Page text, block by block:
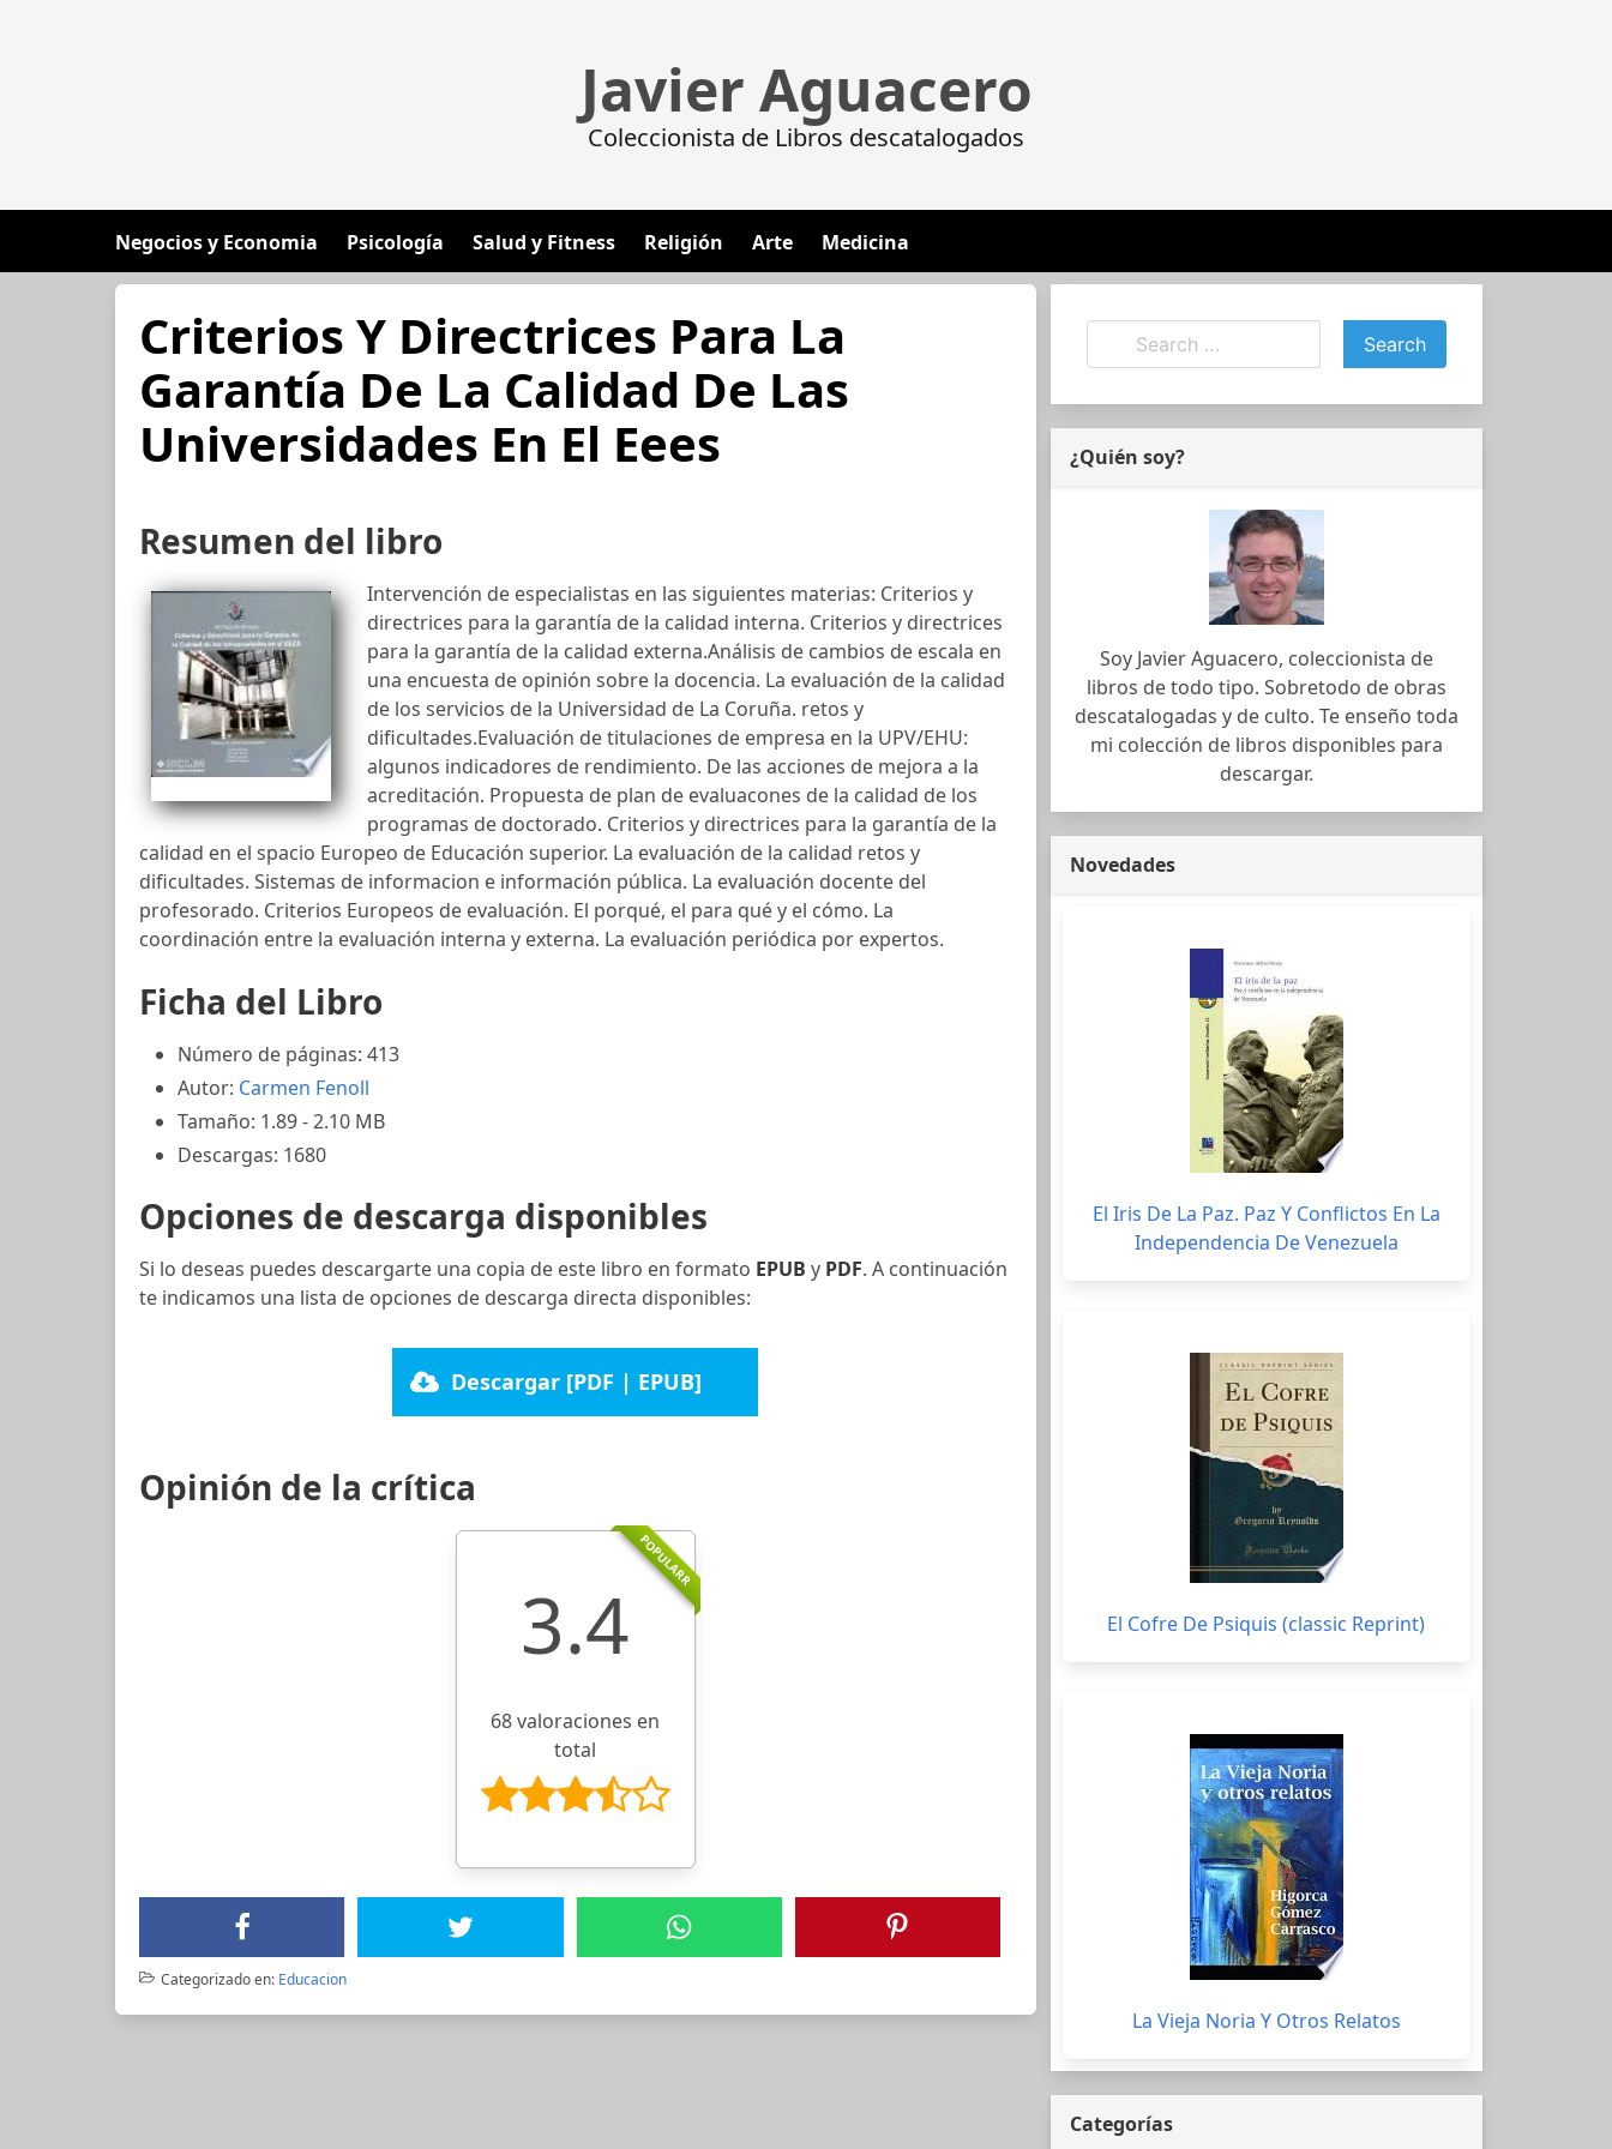
Javier Aguacero
Coleccionista de Libros descatalogados
Negocios y Economia Psicología Salud y Fitness Religión Arte Medicina
Criterios Y Directrices Para La
Garantía De La Calidad De Las
Universidades En El Eees
Resumen del libro
Intervención de especialistas en las siguientes materias: Criterios y
directrices para la garantía de la calidad interna. Criterios y directrices
para la garantía de la calidad externa.Análisis de cambios de escala en
una encuesta de opinión sobre la docencia. La evaluación de la calidad
de los servicios de la Universidad de La Coruña. retos y
dificultades.Evaluación de titulaciones de empresa en la UPV/EHU:
algunos indicadores de rendimiento. De las acciones de mejora a la
acreditación. Propuesta de plan de evaluacones de la calidad de los
programas de doctorado. Criterios y directrices para la garantía de la
calidad en el spacio Europeo de Educación superior. La evaluación de la calidad retos y
dificultades. Sistemas de informacion e información pública. La evaluación docente del
profesorado. Criterios Europeos de evaluación. El porqué, el para qué y el cómo. La
coordinación entre la evaluación interna y externa. La evaluación periódica por expertos.
Ficha del Libro
Número de páginas: 413
Autor: Carmen Fenoll
Tamaño: 1.89 - 2.10 MB
Descargas: 1680
Opciones de descarga disponibles
Si lo deseas puedes descargarte una copia de este libro en formato EPUB y PDF. A continuación
te indicamos una lista de opciones de descarga directa disponibles:
Descargar [PDF | EPUB]
Opinión de la crítica
POPULARR
3.4
68 valoraciones en
total
Categorizado en: Educacion
¿Quién soy?
Soy Javier Aguacero, coleccionista de
libros de todo tipo. Sobretodo de obras
descatalogadas y de culto. Te enseño toda
mi colección de libros disponibles para
descargar.
Novedades
El Iris De La Paz. Paz Y Conflictos En La
Independencia De Venezuela
El Cofre De Psiquis (classic Reprint)
La Vieja Noria Y Otros Relatos
Categorías